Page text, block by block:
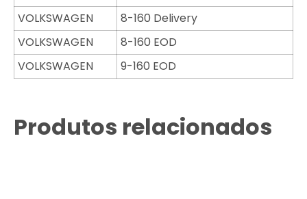
VOLKSWAGEN
8-160 Delivery
VOLKSWAGEN
8-160 EOD
VOLKSWAGEN
9-160 EOD
Produtos relacionados